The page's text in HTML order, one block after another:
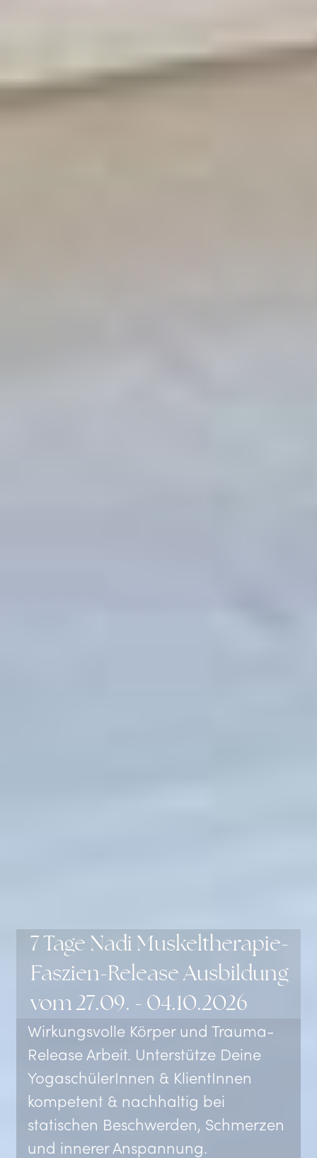
7 Tage Nadi Muskeltherapie-
Faszien-Release Ausbildung
vom 27.09. - 04.10.2026
Wirkungsvolle Körper und Trauma-
Release Arbeit. Unterstütze Deine
YogaschülerInnen & KlientInnen
kompetent & nachhaltig bei
statischen Beschwerden, Schmerzen
und innerer Anspannung.